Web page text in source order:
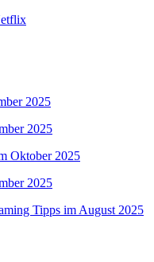
2025
2025
Oktober 2025
2025
Tipps im August 2025